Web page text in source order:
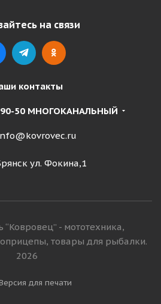
на связи
контакты
90-50 МНОГОКАНАЛЬНЫЙ
ул. Фокина,1
“Ковровец” - мототехника,
товары для рыбалки.
2026
для печати